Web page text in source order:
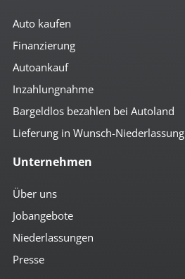
Auto kaufen
Finanzierung
Autoankauf
Inzahlungnahme
Bargeldlos bezahlen bei Autoland
Lieferung in Wunsch-Niederlassung
Unternehmen
Über uns
Jobangebote
Niederlassungen
Presse